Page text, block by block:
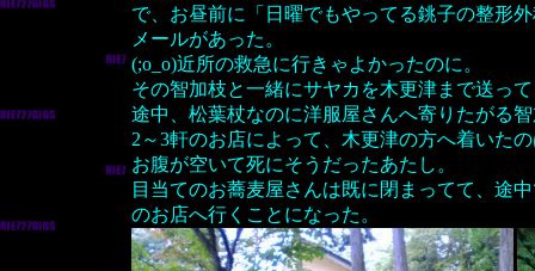
で、お昼前に「日曜でもやってる銚子の整形
メールがあった。
(;o_o)近所の救急に行きゃよかったのに。
その智加枝と一緒にサヤカを木更津まで送っ
途中、松葉杖なのに洋服屋さんへ寄りたがる
2～3軒のお店によって、木更津の方へ着いた
お腹が空いて死にそうだったあたし。
目当てのお蕎麦屋さんは既に閉まってて、途
のお店へ行くことになった。